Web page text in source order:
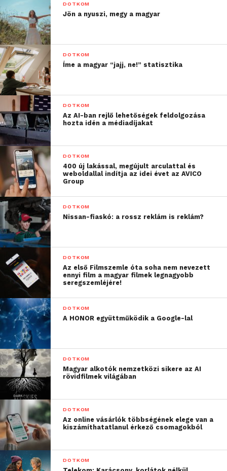
DOTKOM
Jön a nyuszi, megy a magyar
DOTKOM
Íme a magyar “jajj, ne!” statisztika
DOTKOM
Az AI-ban rejlő lehetőségek feldolgozása
hozta idén a médiadíjakat
DOTKOM
400 új lakással, megújult arculattal és
weboldallal indítja az idei évet az AVICO
Group
DOTKOM
Nissan-fiaskó: a rossz reklám is reklám?
DOTKOM
Az első Filmszemle óta soha nem nevezett
ennyi film a magyar filmek legnagyobb
seregszemléjére!
DOTKOM
A HONOR együttműködik a Google-lal
DOTKOM
Magyar alkotók nemzetközi sikere az AI
rövidfilmek világában
DOTKOM
Az online vásárlók többségének elege van a
kiszámíthatatlanul érkező csomagokból
DOTKOM